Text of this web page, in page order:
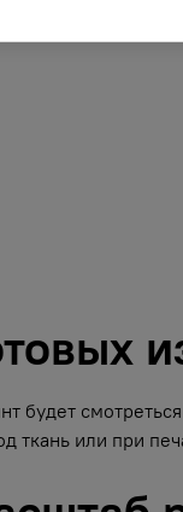
ткань или при